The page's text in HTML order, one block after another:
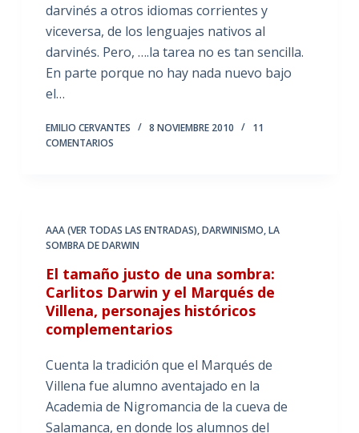
darvinés a otros idiomas corrientes y
viceversa, de los lenguajes nativos al
darvinés. Pero, ….la tarea no es tan sencilla.
En parte porque no hay nada nuevo bajo
el…
EMILIO CERVANTES 8 NOVIEMBRE 2010
11
COMENTARIOS
AAA (VER TODAS LAS ENTRADAS),DARWINISMO,LA
SOMBRA DE DARWIN
El tamaño justo de una sombra:
Carlitos Darwin y el Marqués de
Villena, personajes históricos
complementarios
Cuenta la tradición que el Marqués de
Villena fue alumno aventajado en la
Academia de Nigromancia de la cueva de
Salamanca, en donde los alumnos del